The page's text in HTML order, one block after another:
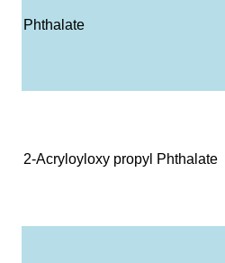
Phthalate
2-Acryloyloxy propyl Phthalate